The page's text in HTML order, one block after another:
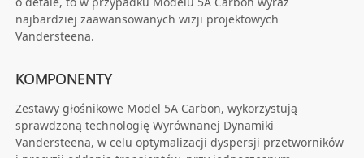
najbardziej zaawansowanych wizji projektowych
Vandersteena.
KOMPONENTY
Zestawy głośnikowe Model 5A Carbon, wykorzystują
sprawdzoną technologię Wyrównanej Dynamiki
Vandersteena, w celu optymalizacji dyspersji przetworników